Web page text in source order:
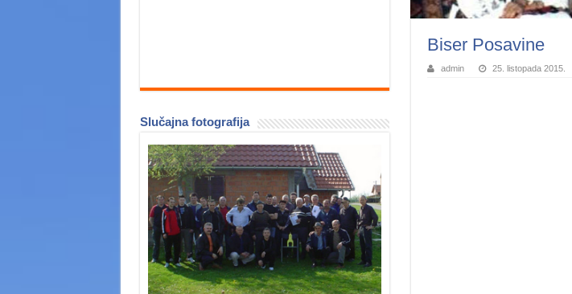
Biser Posavine
admin 25. listopada 2015.
Slučajna fotografija